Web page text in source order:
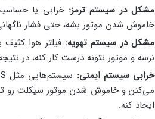
مشکل در سیستم ترمز: خرابی یا
خاموش شدن موتور بشه، حتی فشار ناگهانی
مشکل در سیستم تهویه: فیلتر هوا
نرسه و موتور نتونه درست کار کنه، در
خرابی سیستم ایمنی:
می‌کنن و خاموش شدن موتور سیکلت رو
ایجاد کنه.